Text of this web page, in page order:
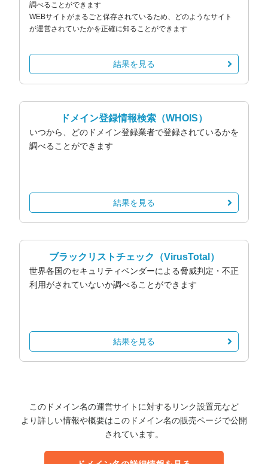
調べることができます
WEBサイトがまるごと保存されているため、どのようなサイト
が運営されていたかを正確に知ることができます
結果を見る
ドメイン登録情報検索 （WHOIS）
いつから、どのドメイン登録業者で登録されているかを
調べることができます
結果を見る
ブラックリストチェック （VirusTotal）
世界各国のセキュリティベンダーによる脅威判定・不正
利用がされていないか調べることができます
結果を見る
このドメイン名の運営サイトに対するリンク設置元など
より詳しい情報や概要はこのドメイン名の販売ページで公開
されています。